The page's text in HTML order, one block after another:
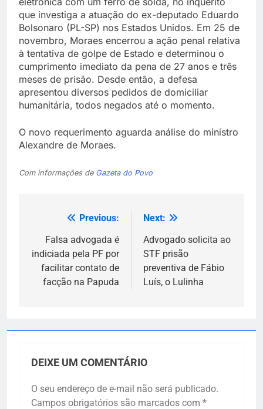
que investiga a atuação do ex-deputado Eduardo
Bolsonaro (PL-SP) nos Estados Unidos. Em 25 de
novembro, Moraes encerrou a ação penal relativa
à tentativa de golpe de Estado e determinou o
cumprimento imediato da pena de 27 anos e três
meses de prisão. Desde então, a defesa
apresentou diversos pedidos de domiciliar
humanitária, todos negados até o momento.
O novo requerimento aguarda análise do ministro
Alexandre de Moraes.
Com informações de Gazeta do Povo
Navegação
Post
Previous:
Falsa advogada é
indiciada pela PF por
facilitar contato de
facção na Papuda
Next:
Advogado solicita ao
STF prisão
preventiva de Fábio
Luís, o Lulinha
DEIXE UM COMENTÁRIO
O seu endereço de e-mail não será publicado.
Campos obrigatórios são marcados com *